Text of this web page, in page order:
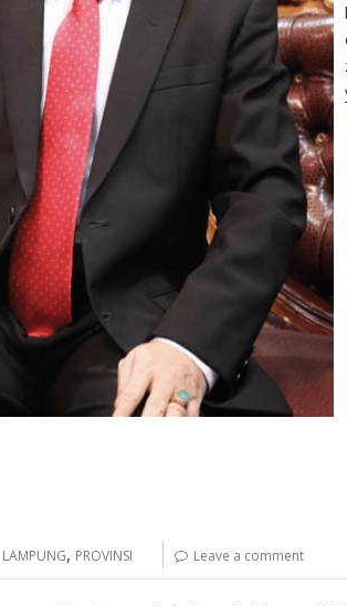
LAMPUNG, PROVINSI Leave a comment